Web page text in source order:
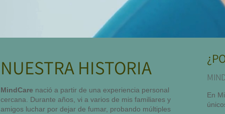
NUESTRA HISTORIA
MindCare nació a partir de una experiencia personal
cercana. Durante años, vi a varios de mis familiares y
amigos luchar por dejar de fumar, probando múltiples
En